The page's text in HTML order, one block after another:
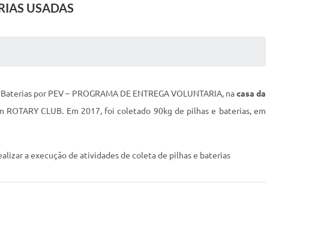
USADAS
por PEV – PROGRAMA DE ENTREGA VOLUNTARIA, nacasa da
CLUB. Em 2017, foi coletado 90kg de pilhas e baterias, em
a execução de atividades de coleta de pilhas e baterias